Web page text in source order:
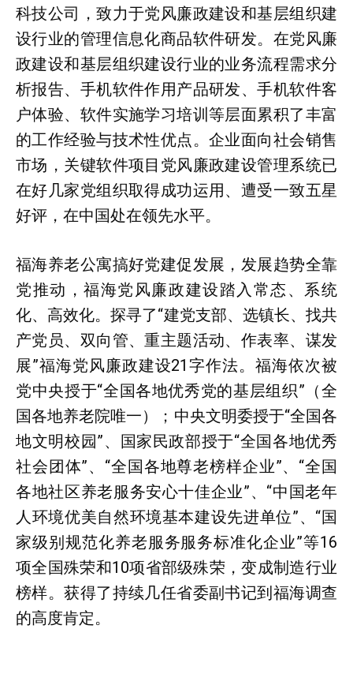
科技公司，致力于党风廉政建设和基层组织建
设行业的管理信息化商品软件研发。在党风廉
政建设和基层组织建设行业的业务流程需求分
析报告、手机软件作用产品研发、手机软件客
户体验、软件实施学习培训等层面累积了丰富
的工作经验与技术性优点。企业面向社会销售
市场，关键软件项目党风廉政建设管理系统已
在好几家党组织取得成功运用、遭受一致五星
好评，在中国处在领先水平。
福海养老公寓搞好党建促发展，发展趋势全靠
党推动，福海党风廉政建设踏入常态、系统
化、高效化。探寻了“建党支部、选镇长、找共
产党员、双向管、重主题活动、作表率、谋发
展”福海党风廉政建设21字作法。福海依次被
党中央授于“全国各地优秀党的基层组织”（全
国各地养老院唯一）；中央文明委授于“全国各
地文明校园”、国家民政部授于“全国各地优秀
社会团体”、“全国各地尊老榜样企业”、“全国
各地社区养老服务安心十佳企业”、“中国老年
人环境优美自然环境基本建设先进单位”、“国
家级别规范化养老服务服务标准化企业”等16
项全国殊荣和10项省部级殊荣，变成制造行业
榜样。获得了持续几任省委副书记到福海调查
的高度肯定。